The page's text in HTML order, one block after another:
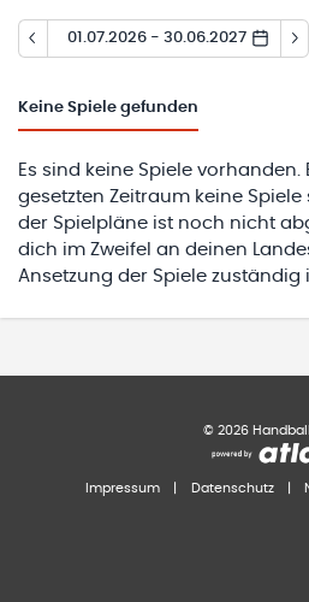
01.07.2026 - 30.06.2027
Keine Spiele gefunden
Es sind keine Spiele
gesetzten Zeitraum keine
der Spielpläne ist noch nicht
dich im Zweifel an deinen
Ansetzung der Spiele zuständig
© 2026
Impressum Datenschutz